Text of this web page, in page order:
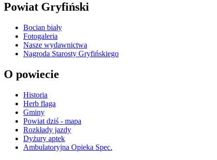
Powiat Gryfiński
Bocian biały
Fotogaleria
Nasze wydawnictwa
Nagroda Starosty Gryfińskiego
O powiecie
Historia
Herb flaga
Gminy
Powiat dziś - mapa
Rozkłady jazdy
Dyżury aptek
Ambulatoryjna Opieka Spec.